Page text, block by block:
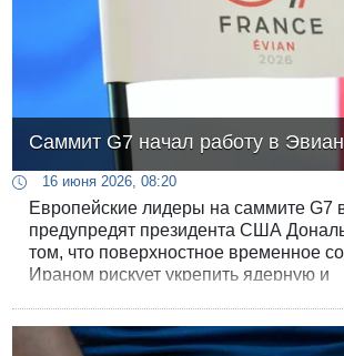
Саммит G7 начал работу в
16 июня 2026, 08:20
Европейские лидеры на саммите G7
предупредят президента США
том, что поверхностное временное
Ираном рискует укрепить ядерную и
отношении Украины.